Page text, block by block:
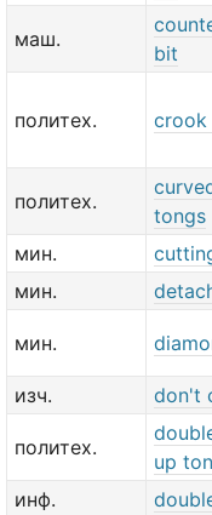
маш.
bit
политех. crook
политех.
tongs
мин.
мин.
мин.
изч.
don't
политех.
up
инф.